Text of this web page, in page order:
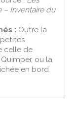
– Inventaire du
: Outre la
celle de
ou la
en bord